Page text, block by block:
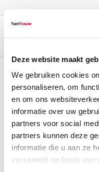
Deze website maakt
We gebruiken cookies
personaliseren, om
en om ons
informatie over uw
partners voor social
partners kunnen deze
informatie die u aan ze
verzameld op basis van